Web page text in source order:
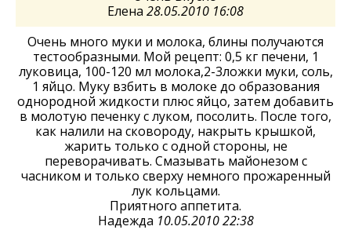
Елена 28.05.2010 16:08
Очень много муки и молока, блины получаются
тестообразными. Мой рецепт: 0,5 кг печени, 1
луковица, 100-120 мл молока,2-3ложки муки, соль,
1 яйцо. Муку взбить в молоке до образования
однородной жидкости плюс яйцо, затем добавить
в молотую печенку с луком, посолить. После того,
как налили на сковороду, накрыть крышкой,
жарить только с одной стороны, не
переворачивать. Смазывать майонезом с
часником и только сверху немного прожаренный
лук кольцами.
Приятного аппетита.
Надежда 10.05.2010 22:38